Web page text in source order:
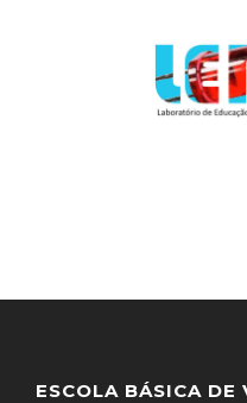
ESCOLA BÁSICA DE